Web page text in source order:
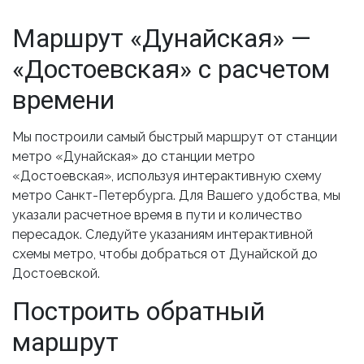
Маршрут «Дунайская» —
«Достоевская» с расчетом
времени
Мы построили самый быстрый маршрут от станции
метро «Дунайская» до станции метро
«Достоевская», используя интерактивную схему
метро Санкт-Петербурга. Для Вашего удобства, мы
указали расчетное время в пути и количество
пересадок. Следуйте указаниям интерактивной
схемы метро, чтобы добраться от Дунайской до
Достоевской.
Построить обратный
маршрут